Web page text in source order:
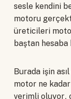
sesle kendini
motoru
üreticileri
baştan hesaba
Burada işin
motor ne kadar
verimli oluyor,